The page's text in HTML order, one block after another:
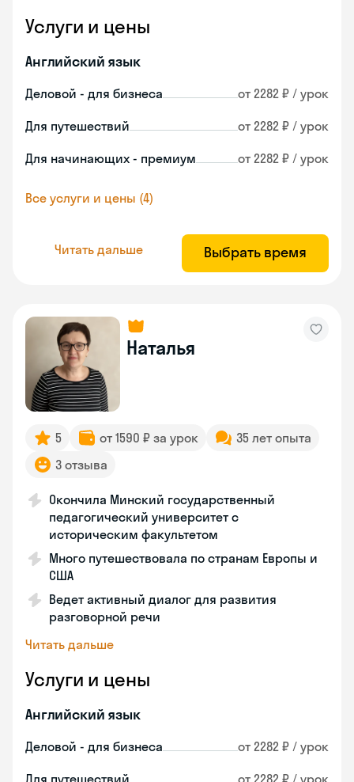
Услуги и цены
Английский язык
Деловой - для бизнеса от 2282 ₽ / урок
Для путешествий от 2282 ₽ / урок
Для начинающих - премиум от 2282 ₽ / урок
Все услуги и цены (4)
Читать дальше Выбрать время
Наталья
5 от 1590 ₽ за урок
35 лет опыта
3 отзыва
Окончила Минский государственный
педагогический университет с
историческим факультетом
Много путешествовала по странам Европы и
США
Ведет активный диалог для развития
разговорной речи
Читать дальше
Услуги и цены
Английский язык
Деловой - для бизнеса от 2282 ₽ / урок
Для путешествий от 2282 ₽ / урок